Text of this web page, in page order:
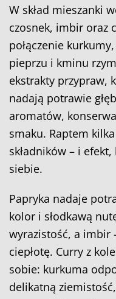
W skład mieszanki
czosnek, imbir oraz
połączenie
pieprzu i kminu
ekstrakty przypraw,
nadają potrawie
aromatów,
smaku. Raptem
składników – i
siebie.
Papryka nadaje
kolor i słodkawą
wyrazistość, a imbir
ciepłotę. Curry z
sobie: kurkuma
delikatną